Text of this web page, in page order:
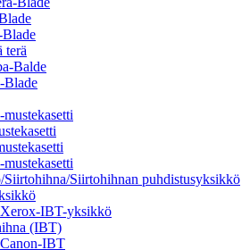
terä
Balde
Blade
mustekasetti
Siirtohihnan puhdistusyksikkö
Xerox-IBT-yksikkö
(IBT)
Canon-IBT